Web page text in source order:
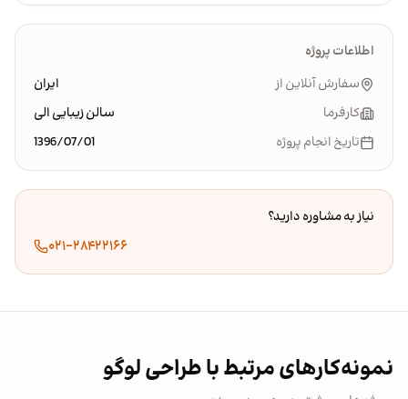
اطلاعات پروژه
سفارش آنلاین از
ایران
کارفرما
سالن زیبایی الی
تاریخ انجام پروژه
1396/07/01
نیاز به مشاوره دارید؟
۰۲۱-۲۸۴۲۲۱۶۶
نمونه‌کارهای مرتبط با طراحی لوگو